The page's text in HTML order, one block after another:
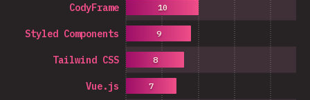
Vue.js
Tailwind CSS
Styled Components
CodyFrame
7
8
9
10